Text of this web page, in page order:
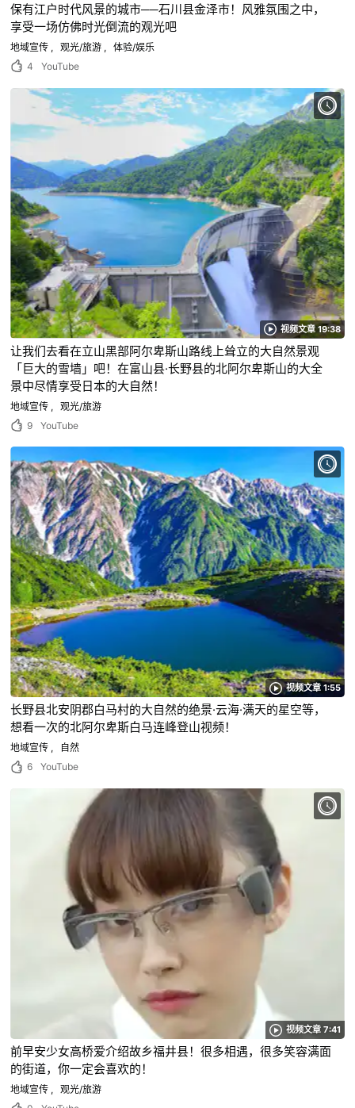
保有江户时代风景的城市──石川县金泽市！风雅氛围之中，
享受一场仿佛时光倒流的观光吧
地域宣传 观光/旅游
体验/娱乐
4
YouTube
视频文章 19:38
让我们去看在立山黑部阿尔卑斯山路线上耸立的大自然景观
「巨大的雪墙」吧！在富山县·长野县的北阿尔卑斯山的大全
景中尽情享受日本的大自然！
地域宣传
观光/旅游
9
YouTube
视频文章 1:55
长野县北安阴郡白马村的大自然的绝景·云海·满天的星空等，
想看一次的北阿尔卑斯白马连峰登山视频！
地域宣传
自然
6
YouTube
视频文章 7:41
前早安少女高桥爱介绍故乡福井县！很多相遇，很多笑容满面
的街道，你一定会喜欢的！
地域宣传
观光/旅游